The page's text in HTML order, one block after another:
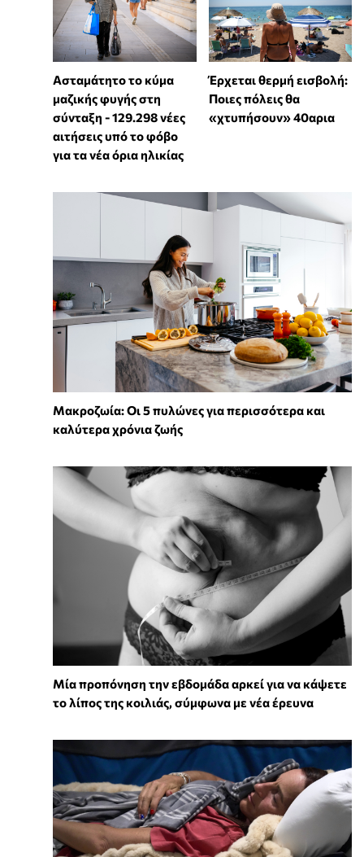
Ασταμάτητο το κύμα
μαζικής φυγής στη
σύνταξη - 129.298 νέες
αιτήσεις υπό το φόβο
για τα νέα όρια ηλικίας
Έρχεται θερμή εισβολή:
Ποιες πόλεις θα
«χτυπήσουν» 40αρια
Mακροζωία: Οι 5 πυλώνες για περισσότερα και
καλύτερα χρόνια ζωής
Μία προπόνηση την εβδομάδα αρκεί για να κάψετε
το λίπος της κοιλιάς, σύμφωνα με νέα έρευνα